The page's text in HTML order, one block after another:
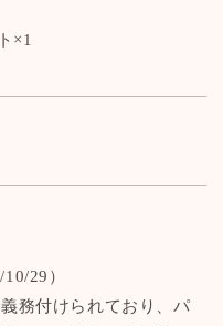
×1
29）
務付けられており、パ